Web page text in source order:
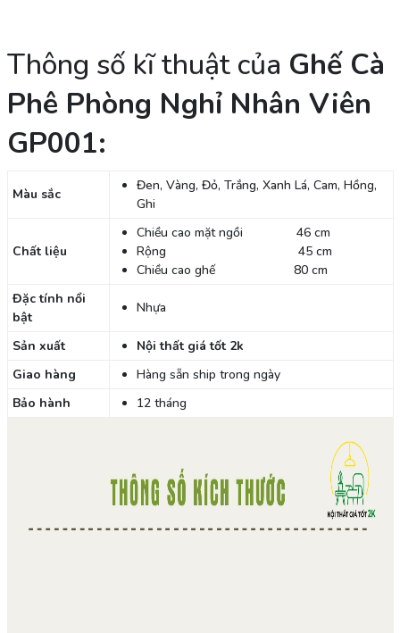
Thông số kĩ thuật của Ghế Cà
Phê Phòng Nghỉ Nhân Viên
GP001:
Màu sắc
Đen, Vàng, Đỏ, Trắng, Xanh Lá, Cam, Hồng,
Ghi
Chất liệu
Chiều cao mặt ngồi 46 cm
Rộng 45 cm
Chiều cao ghế 80 cm
Đặc tính nổi
bật
Nhựa
Sản xuất
Nội thất giá tốt 2k
Giao hàng
Hàng sẵn ship trong ngày
Bảo hành
12 tháng